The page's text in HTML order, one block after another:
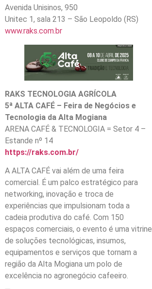
Avenida Unisinos, 950
Unitec 1, sala 213 – São Leopoldo (RS)
www.raks.com.br
RAKS TECNOLOGIA AGRÍCOLA
5ª ALTA CAFÉ – Feira de Negócios e
Tecnologia da Alta Mogiana
ARENA CAFÉ & TECNOLOGIA = Setor 4 –
Estande nº 14
https://raks.com.br/
A ALTA CAFÉ vai além de uma feira
comercial. É um palco estratégico para
networking, inovação e troca de
experiências que impulsionam toda a
cadeia produtiva do café. Com 150
espaços comerciais, o evento é uma vitrine
de soluções tecnológicas, insumos,
equipamentos e serviços que tornam a
região da Alta Mogiana um polo de
excelência no agronegócio cafeeiro.